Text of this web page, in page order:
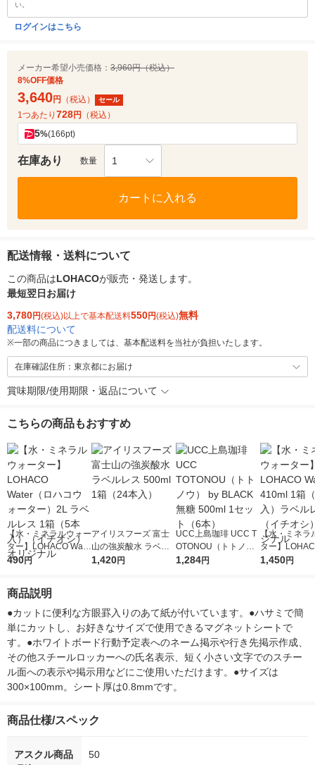
い。
ログインはこちら
メーカー希望小売価格： 3,960円（税込）
8%OFF価格
3,640円 （税込） セール
1つあたり 728円 （税込）
5%(166pt)
在庫あり 数量 1
カートに入れる
配送情報・送料について
この商品はLOHACOが販売・発送します。
最短翌日お届け
3,780円(税込)以上で基本配送料550円(税込)無料
配送料について
※一部の商品につきましては、基本配送料を当社が負担いたします。
在庫確認住所：東京都にお届け
賞味期限/使用期限・返品について
こちらの商品もおすすめ
【水・ミネラルウォー
ター】LOHACO Wate
r（ロハコウォータ
シ） オリジナル
490円
アイリスフーズ 富士
山の強炭酸水 ラベル
レス 500ml 1箱（24
1,420円
UCC上島珈琲 UCC T
OTONOU（トトノ
ウ） by BLACK無糖 5
1,284円
【水・ミネラ
ター】
r 410ml 1箱（
1,450円
商品説明
●カットに便利な方眼罫入りのあて紙が付いています。●ハサミで簡
単にカットし、お好きなサイズで使用できるマグネットシートで
す。●ホワイトボード行動予定表へのネーム掲示や行き先掲示作成、
その他スチールロッカーへの氏名表示、短く小さい文字でのスチー
ル面への表示や掲示用などにご使用いただけます。●サイズは
300×100mm。シート厚は0.8mmです。
商品仕様/スペック
アスクル商品
50